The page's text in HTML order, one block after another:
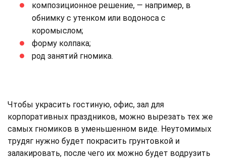
композиционное решение, — например, в
обнимку с утенком или водоноса с
коромыслом;
форму колпака;
род занятий гномика.
Чтобы украсить гостиную, офис, зал для
корпоративных праздников, можно вырезать тех же
самых гномиков в уменьшенном виде. Неутомимых
трудяг нужно будет покрасить грунтовкой и
залакировать, после чего их можно будет водрузить